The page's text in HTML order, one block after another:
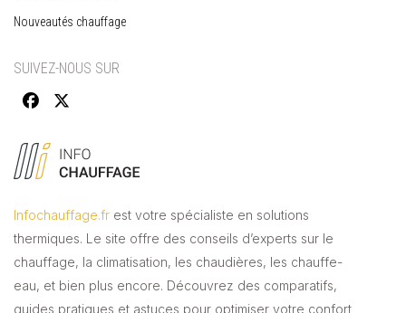
Infochauffage.fr est votre spécialiste en solutions
thermiques. Le site offre des conseils d’experts sur le
chauffage, la climatisation, les chaudières, les chauffe-
eau, et bien plus encore. Découvrez des comparatifs,
guides pratiques et astuces pour optimiser votre confort
Nouveautés chauffage
SUIVEZ-NOUS SUR